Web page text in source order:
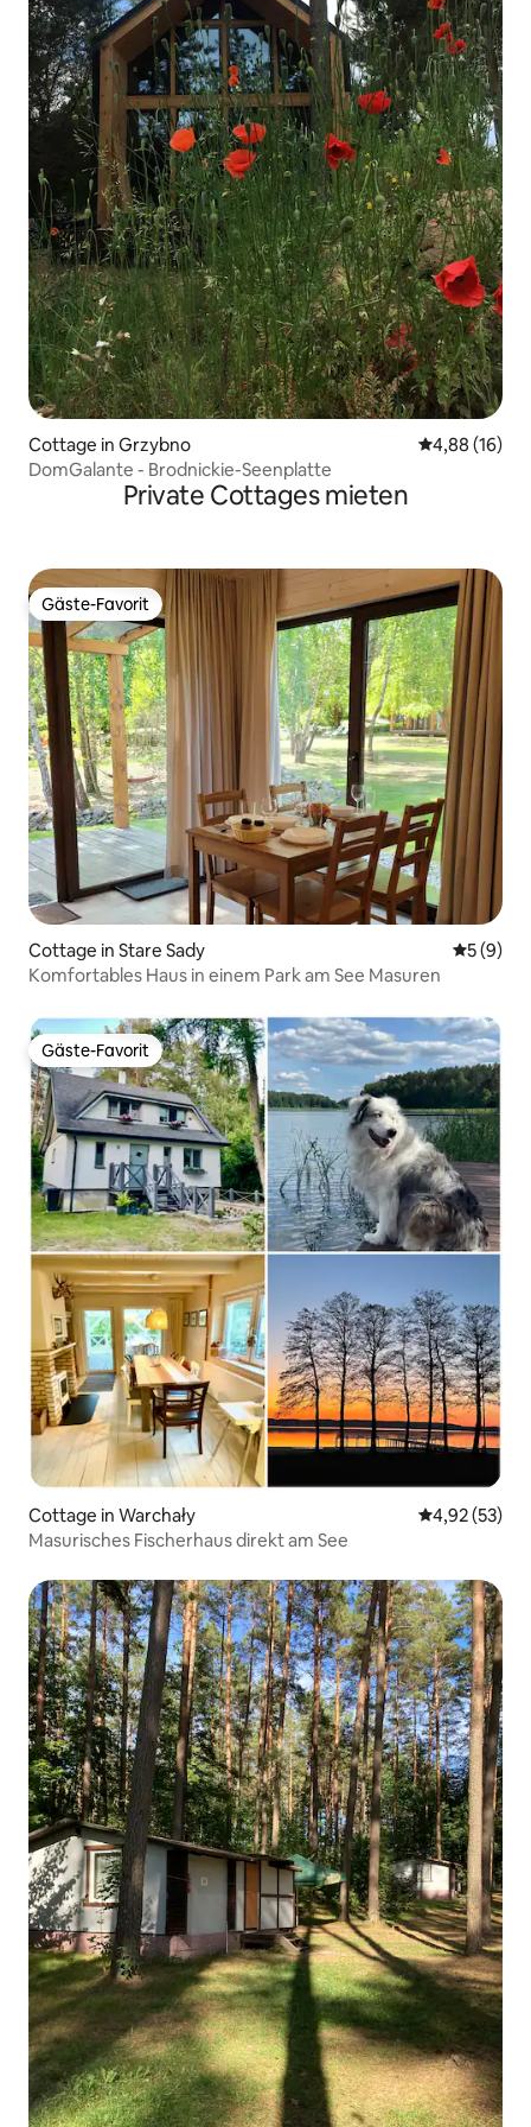
Cottage in Grzybno
4,88 (16)
DomGalante - Brodnickie-Seenplatte
Private Cottages mieten
Gäste-Favorit
Gäste-Favorit
Cottage in Stare Sady
5 (9)
Komfortables Haus in einem Park am See Masuren
Gäste-Favorit
Gäste-Favorit
Cottage in Warchały
4,92 (53)
Masurisches Fischerhaus direkt am See